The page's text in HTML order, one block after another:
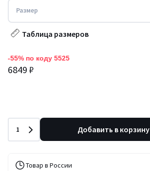
Размер
Таблица размеров
-55% по коду 5525
6849 ₽
Количество
1 Добавить в корзину
Товар в России